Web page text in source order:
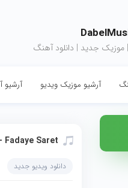
موزیک جدید | دانلود آهنگ
آرشیو موزیک ویدیو آرشیو
Fadaye Saret‏
دانلود ویدیو جدید